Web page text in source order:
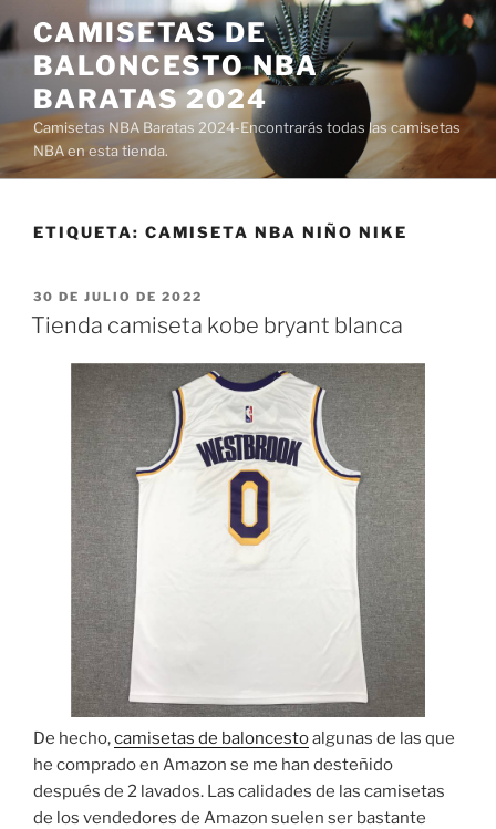
al
contenido
CAMISETAS DE
BALONCESTO NBA
BARATAS 2024
Camisetas NBA Baratas 2024-Encontrarás todas las camisetas
NBA en esta tienda.
ETIQUETA: CAMISETA NBA NIÑO NIKE
PUBLICADO
EL
30 DE JULIO DE 2022
Tienda camiseta kobe bryant blanca
De hecho,camisetas de baloncestoalgunas de las que
he comprado en Amazon se me han desteñido
después de 2 lavados. Las calidades de las camisetas
de los vendedores de Amazon suelen ser bastante